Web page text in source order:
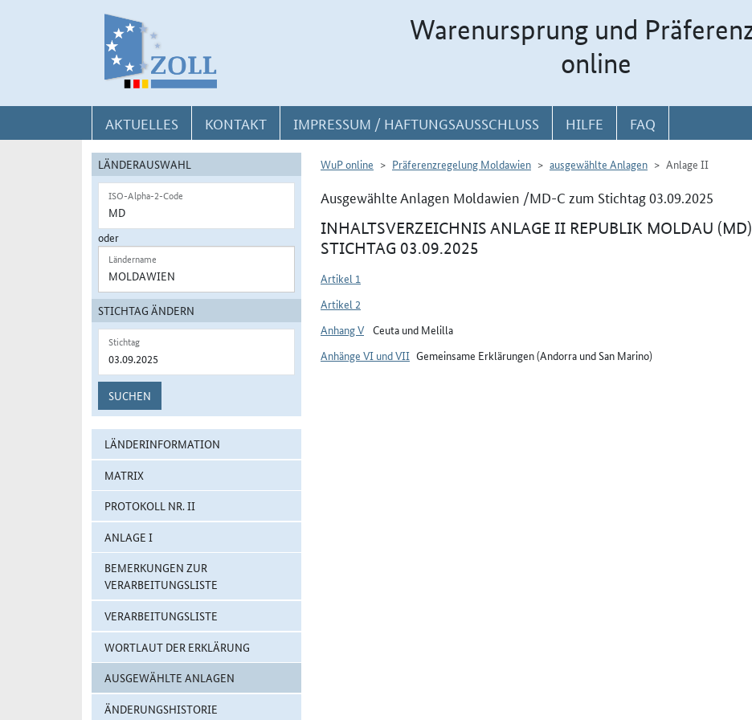
Warenursprung und
online
AKTUELLES KONTAKT IMPRESSUM / HAFTUNGSAUSSCHLUSS HILFE FAQ
LÄNDERAUSWAHL
ISO-Alpha-2-Code
oder
Ländername
STICHTAG ÄNDERN
Stichtag
SUCHEN
LÄNDERINFORMATION
MATRIX
PROTOKOLL NR. II
ANLAGE I
BEMERKUNGEN ZUR
VERARBEITUNGSLISTE
VERARBEITUNGSLISTE
WORTLAUT DER ERKLÄRUNG
AUSGEWÄHLTE ANLAGEN
ÄNDERUNGSHISTORIE
WuP online Präferenzregelung Moldawien ausgewählte Anlagen Anlage II
Ausgewählte Anlagen Moldawien /MD-C zum Stichtag 03.09.2025
INHALTSVERZEICHNIS ANLAGE II REPUBLIK MOLDAU
STICHTAG 03.09.2025
Artikel 1
Artikel 2
Anhang V Ceuta und Melilla
Anhänge VI und VII Gemeinsame Erklärungen (Andorra und San Marino)